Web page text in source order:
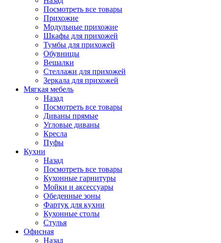
Посмотреть все товары
Прихожие
Модульные прихожие
Шкафы для прихожей
Тумбы для прихожей
Обувницы
Вешалки
Стеллажи для прихожей
Зеркала для прихожей
Мягкая мебель
Назад
Посмотреть все товары
Диваны прямые
Угловые диваны
Кресла
Пуфы
Кухни
Назад
Посмотреть все товары
Кухонные гарнитуры
Мойки и аксессуары
Обеденные зоны
Фартук для кухни
Кухонные столы
Стулья
Офисная
Назад